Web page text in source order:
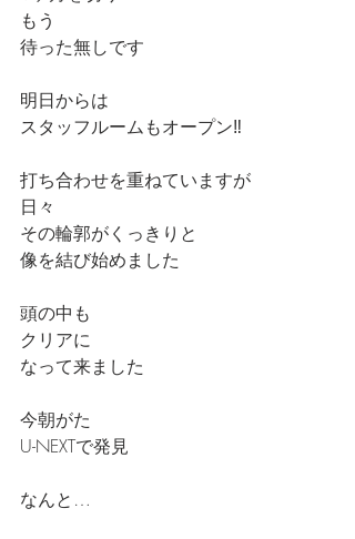
もう
待った無しです
明日からは
スタッフルームもオープン‼️
打ち合わせを重ねていますが
日々
その輪郭がくっきりと
像を結び始めました
頭の中も
クリアに
なって来ました
今朝がた
U-NEXTで発見
なんと…